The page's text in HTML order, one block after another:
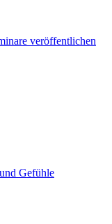
veröffentlichen
Gefühle